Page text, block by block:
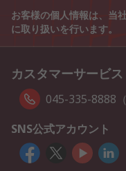
お客様の個人情報は、当
に取り扱いを行います。
カスタマーサービス
045-335-8888
SNS公式アカウント